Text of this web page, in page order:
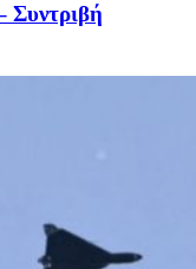
Συντριβή